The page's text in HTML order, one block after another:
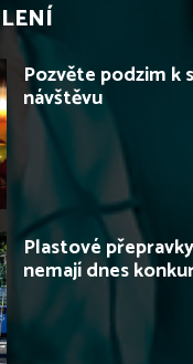
Pozvěte podzim k
návštěvu
Plastové
nemají dnes